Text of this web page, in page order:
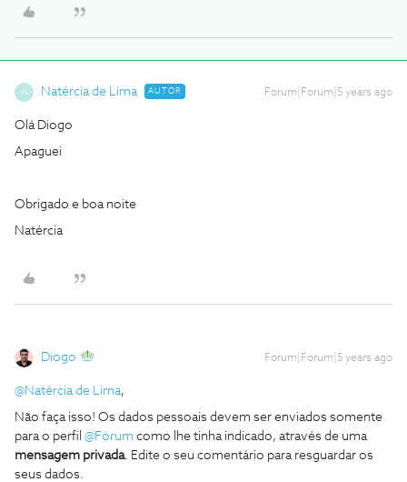
N Natércia de Lima AUTOR Forum|Forum|5 years ago
Olá Diogo
Apaguei
Obrigado e boa noite
Natércia
Diogo Forum|Forum|5 years ago
@Natércia de Lima,
Não faça isso! Os dados pessoais devem ser enviados somente
para o perfil @Fórum como lhe tinha indicado, através de uma
mensagem privada. Edite o seu comentário para resguardar os
seus dados.